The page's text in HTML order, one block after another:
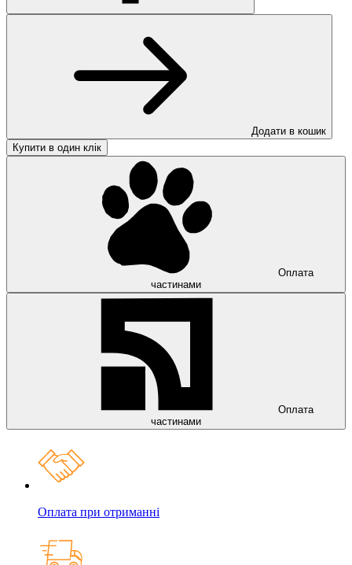
Додати в кошик
Купити в один клік
Оплата
частинами
Оплата
частинами
Оплата при отриманні